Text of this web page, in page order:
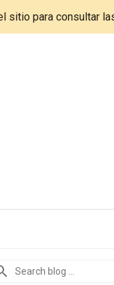
sitio para consultar